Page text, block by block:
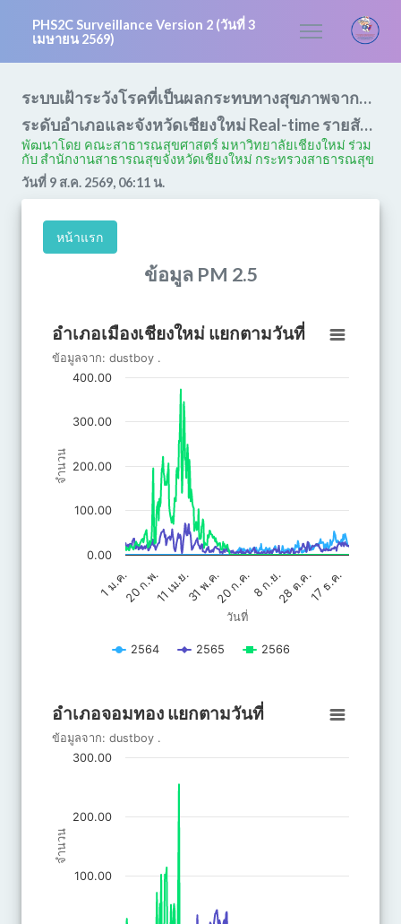
PHS2C Surveillance Version 2 (วันที่ 3
เมษายน 2569)
ระบบเฝ้าระวังโรคที่เป็นผลกระทบทางสุขภาพจากหมอกควัน และการเปลี่ยนแปลงสภาพอากาศ
ระดับอำเภอและจังหวัดเชียงใหม่ Real-time รายสัปดาห์
พัฒนาโดย คณะสาธารณสุขศาสตร์ มหาวิทยาลัยเชียงใหม่ ร่วม
กับ สํานักงานสาธารณสุขจังหวัดเชียงใหม่ กระทรวงสาธารณสุข
วันที่ 9 ส.ค. 2569, 06:11 น.
หน้าแรก
ข้อมูล PM 2.5
อำเภอเมืองเชียงใหม่ แยกตามวันที่
Line chart with 3 lines.
ข้อมูลจาก: dustboy .
The chart has 1 X axis displaying วันที่.
The chart has 1 Y axis displaying จำนวน. Data ranges from 0 to
วันที่
จำนวน
อำเภอเมืองเชียงใหม่ แยกตามวันที่
ข้อมูลจาก: dustboy .
1 ม.ค. 20 ก.ค.
20 ก.พ.11 เม.ย.31 พ.ค. 8 ก.ย.28 ต.ค.17 ธ.ค.
0.00
100.00
200.00
300.00
400.00
2564 2565 2566
อำเภอจอมทอง แยกตามวันที่
Line chart with 3 lines.
ข้อมูลจาก: dustboy .
The chart has 1 Y axis displaying จำนวน. Data ranges from 0 to
จำนวน
อำเภอจอมทอง แยกตามวันที่
ข้อมูลจาก: dustboy .
100.00
200.00
300.00